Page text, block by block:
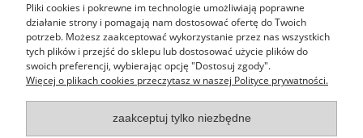
Moje konto
Płatności i dostawa
Informacje
Pliki cookies i pokrewne im technologie umożliwiają poprawne
działanie strony i pomagają nam dostosować ofertę do Twoich
potrzeb. Możesz zaakceptować wykorzystanie przez nas wszystkich
tych plików i przejść do sklepu lub dostosować użycie plików do
swoich preferencji, wybierając opcję "Dostosuj zgody".
Więcej o plikach cookies przeczytasz w naszej Polityce prywatności.
zaakceptuj tylko niezbędne